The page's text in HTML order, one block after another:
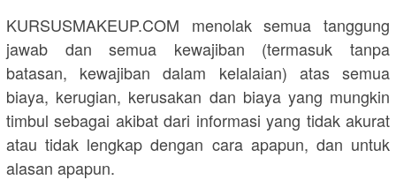
KURSUSMAKEUP.COM menolak semua tanggung
jawab dan semua kewajiban (termasuk tanpa
batasan, kewajiban dalam kelalaian) atas semua
biaya, kerugian, kerusakan dan biaya yang mungkin
timbul sebagai akibat dari informasi yang tidak akurat
atau tidak lengkap dengan cara apapun, dan untuk
alasan apapun.